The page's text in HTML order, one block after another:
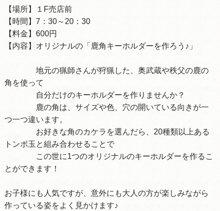
【場所】１F売店前
【時間】7：30～20：30
【料金】600円
【内容】オリジナルの「鹿角キーホルダーを作ろう♪」
地元の猟師さんが狩猟した、奥武蔵や秩父の鹿の
角を使って
自分だけのキーホルダーを作りませんか？
鹿の角は、サイズや色、穴の開いている向きが一
つ一つ違います。
お好きな角のカケラを選んだら、20種類以上ある
トンボ玉と組み合わせることで
この世に1つのオリジナルのキーホルダーを作るこ
とができます！
お子様にも人気ですが、意外にも大人の方が楽しみながら
作っている姿をよく見かけます♪